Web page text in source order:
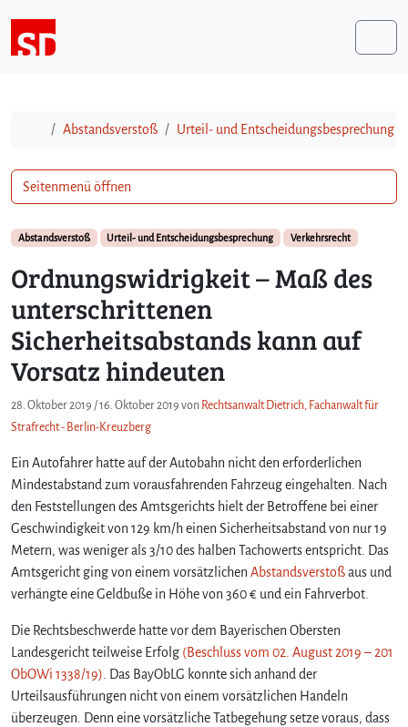
StartAbstandsverstoß Urteil- und Entscheidungsbesprechung
Abstandsverstoß Urteil- und Entscheidungsbesprechung Verkehrsrecht
Ordnungswidrigkeit – Maß des
unterschrittenen
Sicherheitsabstands kann auf
Vorsatz hindeuten
28. Oktober 2019 /16. Oktober 2019 von Rechtsanwalt Dietrich, Fachanwalt für
Strafrecht - Berlin-Kreuzberg
Ein Autofahrer hatte auf der Autobahn nicht den erforderlichen
Mindestabstand zum vorausfahrenden Fahrzeug eingehalten. Nach
den Feststellungen des Amtsgerichts hielt der Betroffene bei einer
Geschwindigkeit von 129 km/h einen Sicherheitsabstand von nur 19
Metern, was weniger als 3/10 des halben Tachowerts entspricht. Das
Amtsgericht ging von einem vorsätzlichen Abstandsverstoßaus und
verhängte eine Geldbuße in Höhe von 360 € und ein Fahrverbot.
Die Rechtsbeschwerde hatte vor dem Bayerischen Obersten
Landesgericht teilweise Erfolg (Beschluss vom 02. August 2019 – 201
ObOWi 1338/19) . Das BayObLG konnte sich anhand der
Urteilsausführungen nicht von einem vorsätzlichen Handeln
überzeugen. Denn eine vorsätzliche Tatbegehung setze voraus, dass
Seitenmenü öffnen